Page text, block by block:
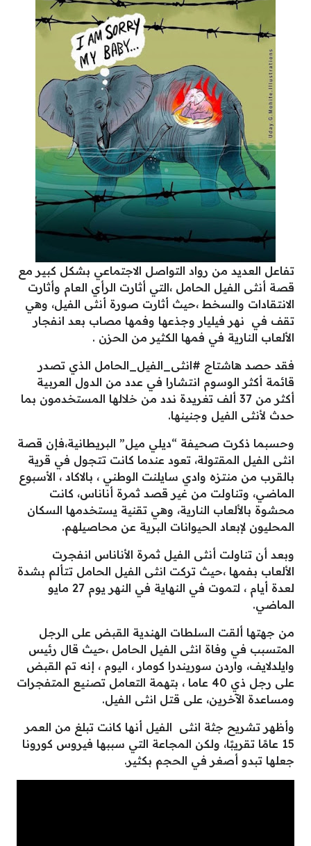
تفاعل العديد من رواد التواصل الاجتماعي بشكل كبير مع
قصة أنثى الفيل الحامل ،التي أثارت الرأي العام وأثارت
الانتقادات والسخط ،حيث أثارت صورة أنثى الفيل، وهي
تقف في نهر فيليار وجذعها وفمها مصاب بعد انفجار
الألعاب النارية في فمها الكثير من الحزن .
فقد حصد هاشتاج #انثى_الفيل_الحامل الذي تصدر
قائمة أكثر الوسوم انتشارا في عدد من الدول العربية
أكثر من 37 ألف تغريدة ندد من خلالها المستخدمون بما
حدث لأنثى الفيل وجنينها.
وحسبما ذكرت صحيفة “ديلي ميل” البريطانية،فإن قصة
انثى الفيل المقتولة، تعود عندما كانت تتجول في قرية
بالقرب من منتزه وادي سايلنت الوطني ، بالاكاد ، الأسبوع
الماضي، وتناولت من غير قصد ثمرة أناناس، كانت
محشوة بالألعاب النارية، وهي تقنية يستخدمها السكان
المحليون لإبعاد الحيوانات البرية عن محاصيلهم.
وبعد أن تناولت أنثى الفيل ثمرة الأناناس انفجرت
الألعاب بفمها ،حيث تركت انثى الفيل الحامل تتألم بشدة
لعدة أيام ، لتموت في النهاية في النهر يوم 27 مايو
الماضي.
من جهتها ألقت السلطات الهندية القبض على الرجل
المتسبب في وفاة انثى الفيل الحامل ،حيث قال رئيس
وايلدلايف، واردن سوريندرا كومار ، اليوم ، إنه تم القبض
على رجل ذي 40 عاما ، بتهمة التعامل تصنيع المتفجرات
ومساعدة الآخرين، على قتل انثى الفيل.
وأظهر تشريح جثة انثى الفيل أنها كانت تبلغ من العمر
15 عامًا تقريبًا، ولكن المجاعة التي سببها فيروس كورونا
جعلها تبدو أصغر في الحجم بكثير.